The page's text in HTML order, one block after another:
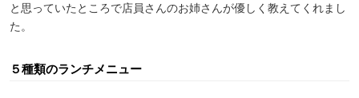
と思っていたところで店員さんのお姉さんが優しく教えてくれまし
た。
５種類のランチメニュー